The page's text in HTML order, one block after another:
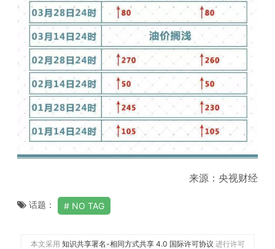
来源：央视财经
话题： NO TAG
本文采用 知识共享署名-相同方式共享 4.0 国际许可协议 进行许可